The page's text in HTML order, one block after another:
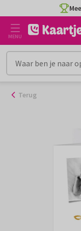
naar
inhoud
MENU
Terug